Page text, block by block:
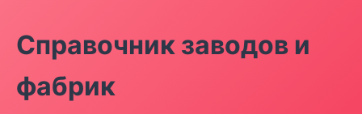
Справочник заводов и
фабрик